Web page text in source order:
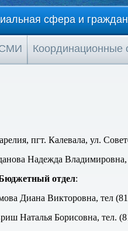
сфера и
Координационные
пгт. Калевала, ул.
Надежда
отдел:
Диана Викторовна, тел
Наталья Борисовна, тел.